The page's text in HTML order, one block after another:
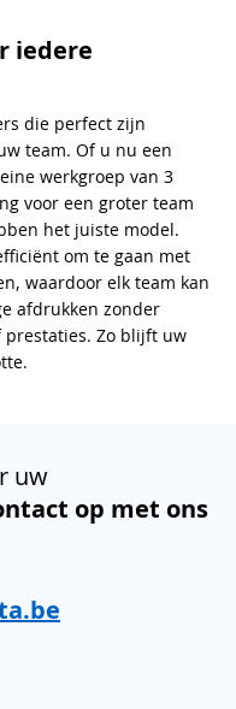
iedere
die perfect zijn
team. Of u nu een
werkgroep van 3
voor een groter team
het juiste model.
om te gaan met
waardoor elk team kan
afdrukken zonder
prestaties. Zo blijft uw
uw
op met ons